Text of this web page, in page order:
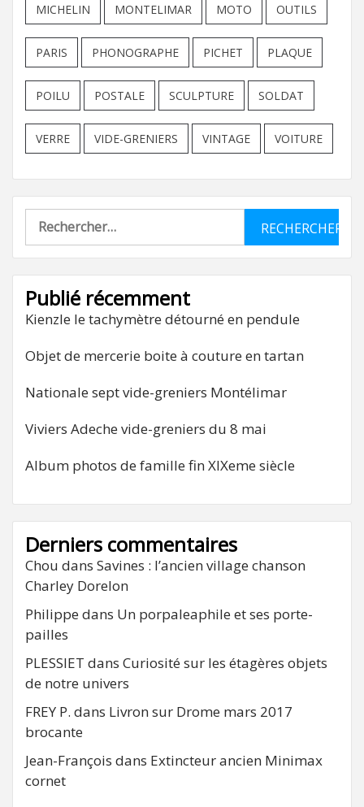
MICHELIN MONTELIMAR MOTO OUTILS
PARIS PHONOGRAPHE PICHET PLAQUE
POILU POSTALE SCULPTURE SOLDAT
VERRE VIDE-GRENIERS VINTAGE VOITURE
Rechercher :
Publié récemment
Kienzle le tachymètre détourné en pendule
Objet de mercerie boite à couture en tartan
Nationale sept vide-greniers Montélimar
Viviers Adeche vide-greniers du 8 mai
Album photos de famille fin XIXeme siècle
Derniers commentaires
Chou dans Savines : l’ancien village chanson
Charley Dorelon
Philippe dans Un porpaleaphile et ses porte-
pailles
PLESSIET dans Curiosité sur les étagères objets
de notre univers
FREY P. dans Livron sur Drome mars 2017
brocante
Jean-François dans Extincteur ancien Minimax
cornet